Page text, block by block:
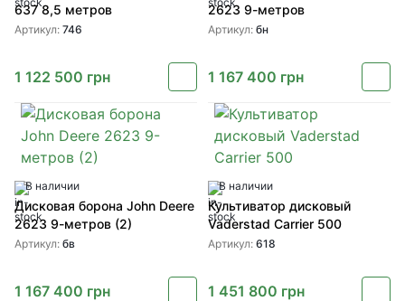
637 8,5 метров
Артикул: 746
1 122 500 грн
2623 9-метров
Артикул: бн
1 167 400 грн
В наличии
Дисковая борона John Deere
2623 9-метров (2)
Артикул: бв
1 167 400 грн
В наличии
Культиватор дисковый
Vaderstad Carrier 500
Артикул: 618
1 451 800 грн